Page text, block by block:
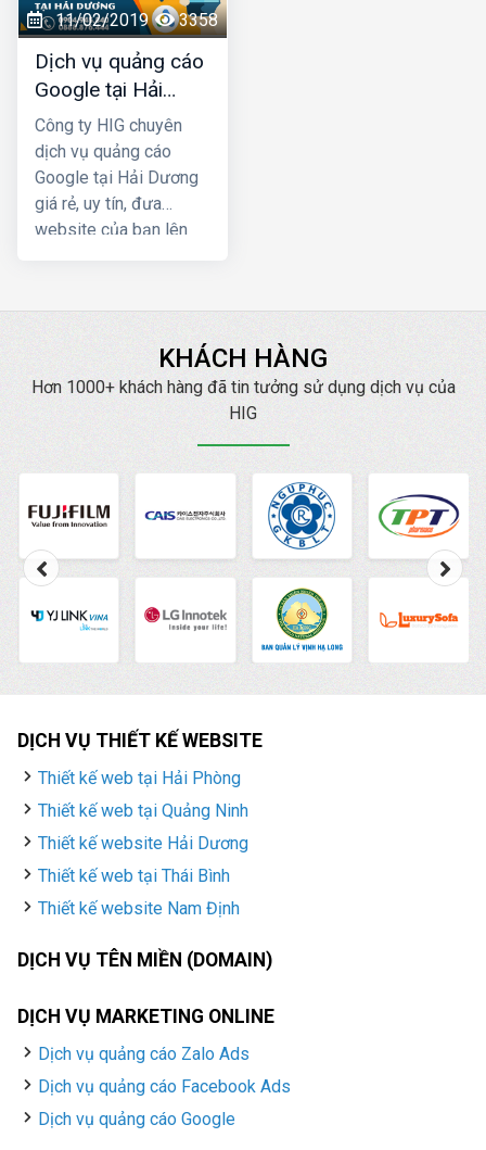
còn có tác dụng trong
việc lan tỏa, tăng nhận
diện thương hiệu của
bạn trên Internet
11/02/2019 3358
Dịch vụ quảng cáo
Google tại Hải
Dương giá rẻ
Công ty HIG chuyên
dịch vụ quảng cáo
Google tại Hải Dương
giá rẻ, uy tín, đưa
website của bạn lên
nhanh chóng với chi phí
KHÁCH HÀNG
Hơn 1000+ khách hàng đã tin tưởng sử dụng dịch vụ của
HIG
DỊCH VỤ THIẾT KẾ WEBSITE
Thiết kế web tại Hải Phòng
Thiết kế web tại Quảng Ninh
Thiết kế website Hải Dương
Thiết kế web tại Thái Bình
Thiết kế website Nam Định
DỊCH VỤ TÊN MIỀN (DOMAIN)
DỊCH VỤ MARKETING ONLINE
Dịch vụ quảng cáo Zalo Ads
Dịch vụ quảng cáo Facebook Ads
Dịch vụ quảng cáo Google